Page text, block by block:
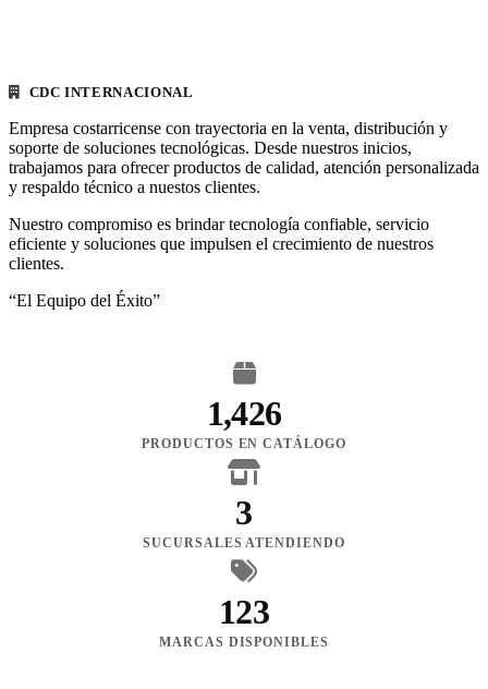
CDC INTERNACIONAL
Empresa costarricense con trayectoria en la venta, distribución y
soporte de soluciones tecnológicas. Desde nuestros inicios,
trabajamos para ofrecer productos de calidad, atención personalizada
y respaldo técnico a nuestos clientes.
Nuestro compromiso es brindar tecnología confiable, servicio
eficiente y soluciones que impulsen el crecimiento de nuestros
clientes.
“El Equipo del Éxito”
1,426
PRODUCTOS EN CATÁLOGO
3
SUCURSALES ATENDIENDO
123
MARCAS DISPONIBLES